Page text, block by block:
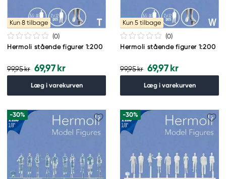
Kun 8 tilbage
(0)
Hermoli stående figurer 1:200
99,95 kr 69,97 kr
Læg i varekurven
Kun 5 tilbage
(0)
Hermoli stående figurer 1:200
99,95 kr 69,97 kr
Læg i varekurven
-30% -30%